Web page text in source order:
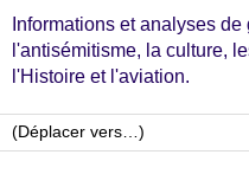
Informations et analyses
l'antisémitisme, la culture,
l'Histoire et l'aviation.